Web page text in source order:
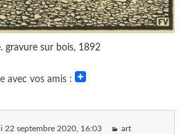
gravure sur bois, 1892
avec vos amis :
22 septembre 2020 , 16:03 art